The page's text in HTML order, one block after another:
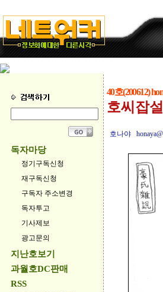
독자마당
정기구독신청
재구독신청
구독자 주소변경
독자투고
기사제보
광고문의
지난호보기
과월호DC판매
RSS
40호(200612)
호씨잡설
호나야